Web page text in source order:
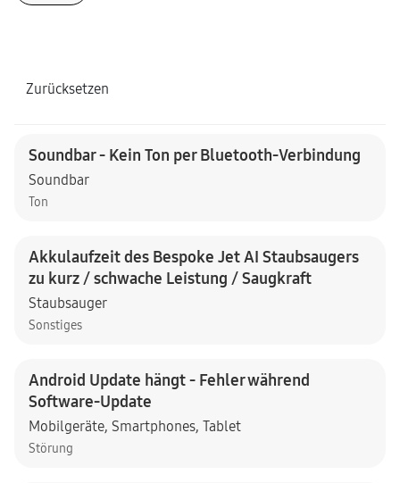
Zurücksetzen
Soundbar - Kein Ton per Bluetooth-Verbindung
Soundbar
Ton
Akkulaufzeit des Bespoke Jet AI Staubsaugers
zu kurz / schwache Leistung / Saugkraft
Staubsauger
Sonstiges
Android Update hängt - Fehler während
Software-Update
Mobilgeräte, Smartphones, Tablet
Störung